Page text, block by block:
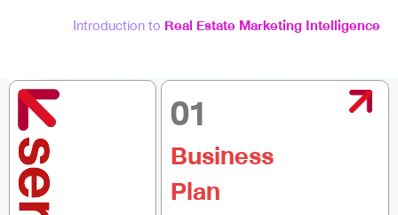
Introduction to Real Estate Marketing Intelligence
01
Business
Plan